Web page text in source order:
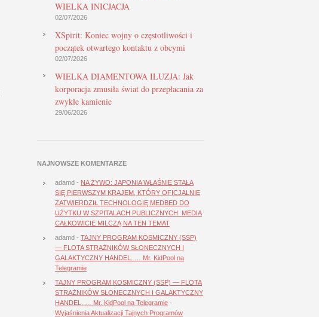
WIELKA INICJACJA
02/07/2026
XSpirit: Koniec wojny o częstotliwości i
początek otwartego kontaktu z obcymi
02/07/2026
WIELKA DIAMENTOWA ILUZJA: Jak
korporacja zmusiła świat do przepłacania za
zwykłe kamienie
29/06/2026
NAJNOWSZE KOMENTARZE
adamd - NA ŻYWO: JAPONIA WŁAŚNIE STAŁA
SIĘ PIERWSZYM KRAJEM, KTÓRY OFICJALNIE
ZATWIERDZIŁ TECHNOLOGIĘ MEDBED DO
UŻYTKU W SZPITALACH PUBLICZNYCH. MEDIA
CAŁKOWICIE MILCZĄ NA TEN TEMAT
adamd - TAJNY PROGRAM KOSMICZNY (SSP)
— FLOTA STRAŻNIKÓW SŁONECZNYCH I
GALAKTYCZNY HANDEL. … Mr. KidPool na
Telegramie
TAJNY PROGRAM KOSMICZNY (SSP) — FLOTA
STRAŻNIKÓW SŁONECZNYCH I GALAKTYCZNY
HANDEL. … Mr. KidPool na Telegramie -
Wyjaśnienia Aktualizacji Tajnych Programów